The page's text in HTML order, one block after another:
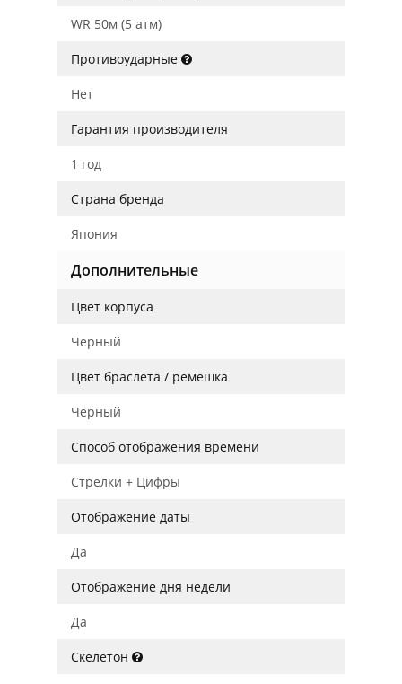
WR 50м (5 атм)
Противоударные
Нет
Гарантия производителя
1 год
Страна бренда
Япония
Дополнительные
Цвет корпуса
Черный
Цвет браслета / ремешка
Черный
Способ отображения времени
Стрелки + Цифры
Отображение даты
Да
Отображение дня недели
Да
Скелетон